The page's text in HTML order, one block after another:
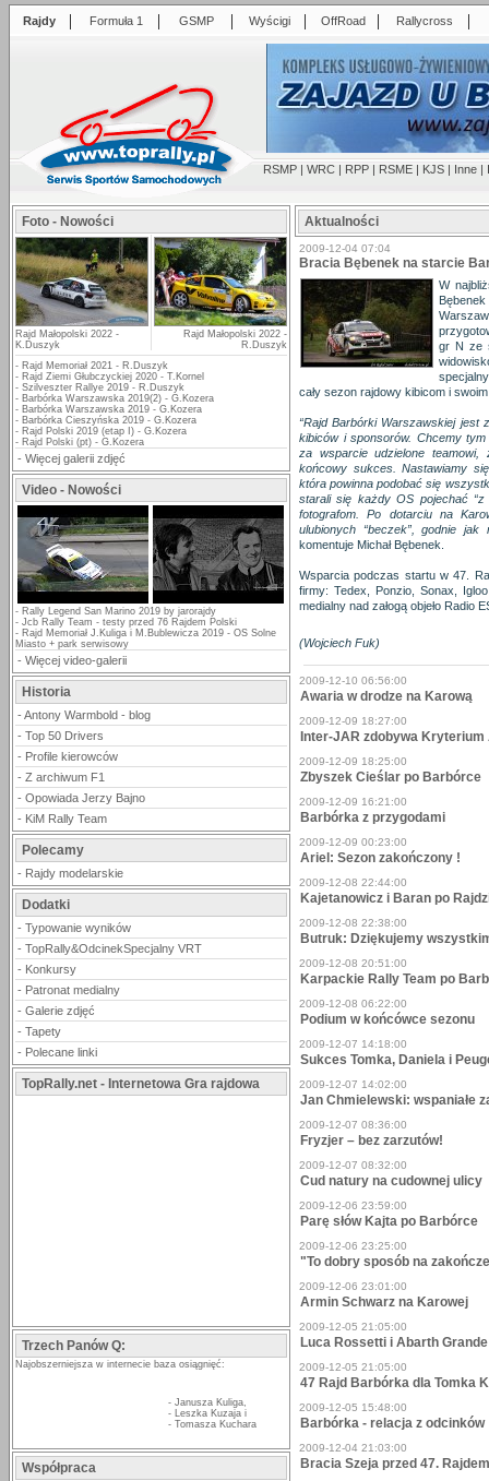
Rajdy | Formuła 1 | GSMP | Wyścigi | OffRoad | Rallycross |
RSMP | WRC | RPP | RSME | KJS | Inne |
Foto - Nowości
Rajd Małopolski 2022 -
K.Duszyk
Rajd Małopolski 2022 -
R.Duszyk
- Rajd Memoriał 2021 - R.Duszyk
- Rajd Ziemi Głubczyckiej 2020 - T.Kornel
- Szilveszter Rallye 2019 - R.Duszyk
- Barbórka Warszawska 2019(2) - G.Kozera
- Barbórka Warszawska 2019 - G.Kozera
- Barbórka Cieszyńska 2019 - G.Kozera
- Rajd Polski 2019 (etap I) - G.Kozera
- Rajd Polski (pt) - G.Kozera
- Więcej galerii zdjęć
Video - Nowości
- Rally Legend San Marino 2019 by jarorajdy
- Jcb Rally Team - testy przed 76 Rajdem Polski
- Rajd Memoriał J.Kuliga i M.Bublewicza 2019 - OS Solne
Miasto + park serwisowy
- Więcej video-galerii
Historia
- Antony Warmbold - blog
- Top 50 Drivers
- Profile kierowców
- Z archiwum F1
- Opowiada Jerzy Bajno
- KiM Rally Team
Polecamy
- Rajdy modelarskie
Dodatki
- Typowanie wyników
- TopRally&OdcinekSpecjalny VRT
- Konkursy
- Patronat medialny
- Galerie zdjęć
- Tapety
- Polecane linki
TopRally.net - Internetowa Gra rajdowa
Trzech Panów Q:
Najobszerniejsza w internecie baza osiągnięć:
- Janusza Kuliga,
- Leszka Kuzaja i
- Tomasza Kuchara
Współpraca
Aktualności
2009-12-04 07:04
Bracia Bębenek na starcie
W
gr N ze
cały sezon rajdowy kibicom i
“Rajd Barbórki Warszawskiej jest
kibiców i sponsorów. Chcemy
za wsparcie udzielone
końcowy sukces. Nastawiamy
która powinna podobać się
starali się każdy OS pojechać
fotografom. Po dotarciu na
ulubionych “beczek”, godnie
komentuje Michał Bębenek.
Wsparcia podczas startu w 47.
firmy: Tedex, Ponzio, Sonax,
medialny nad załogą objeło Radio
(Wojciech Fuk)
2009-12-10 06:56:00
Awaria w drodze na Karową
2009-12-09 18:27:00
Inter-JAR zdobywa
2009-12-09 18:25:00
Zbyszek Cieślar po Barbórce
2009-12-09 16:21:00
Barbórka z przygodami
2009-12-09 00:23:00
Ariel: Sezon zakończony !
2009-12-08 22:44:00
Kajetanowicz i Baran po
2009-12-08 22:38:00
Butruk: Dziękujemy
2009-12-08 20:51:00
Karpackie Rally Team po
2009-12-08 06:22:00
Podium w końcówce sezonu
2009-12-07 14:18:00
Sukces Tomka, Daniela i
2009-12-07 14:02:00
Jan Chmielewski: wspaniałe
2009-12-07 08:36:00
Fryzjer – bez zarzutów!
2009-12-07 08:32:00
Cud natury na cudownej ulicy
2009-12-06 23:59:00
Parę słów Kajta po Barbórce
2009-12-06 23:25:00
"To dobry sposób na
2009-12-06 23:01:00
Armin Schwarz na Karowej
2009-12-05 21:05:00
Luca Rossetti i Abarth
2009-12-05 21:05:00
47 Rajd Barbórka dla Tomka
2009-12-05 15:48:00
Barbórka - relacja z odcinków
2009-12-04 21:03:00
Bracia Szeja przed 47.